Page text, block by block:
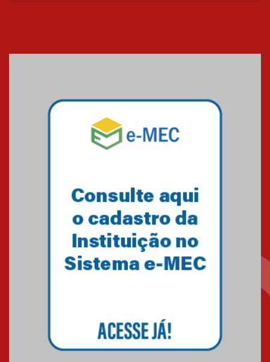
Mackenzie mobiliza campanha
solidária para apoiar famílias em
Minas Gerais
Primeiro culto do ano ressalta o
27.02.2026